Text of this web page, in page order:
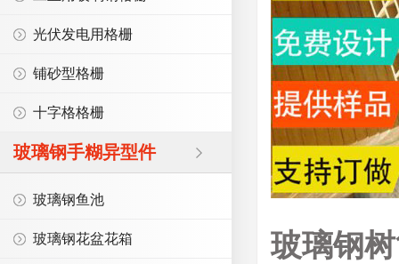
光伏发电用格栅
铺砂型格栅
十字格格栅
玻璃钢手糊异型件
玻璃钢鱼池
玻璃钢花盆花箱
玻璃钢